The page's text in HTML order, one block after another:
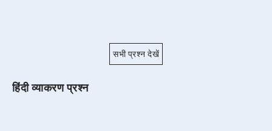
सभी प्रश्न देखें
हिंदी व्याकरण प्रश्न